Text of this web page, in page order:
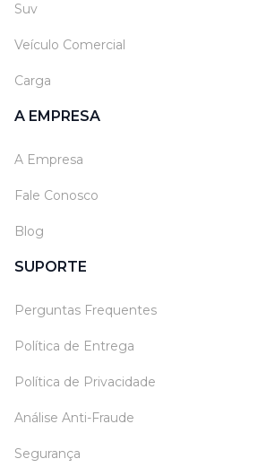
Suv
Veículo Comercial
Carga
A EMPRESA
A Empresa
Fale Conosco
Blog
SUPORTE
Perguntas Frequentes
Política de Entrega
Política de Privacidade
Análise Anti-Fraude
Segurança